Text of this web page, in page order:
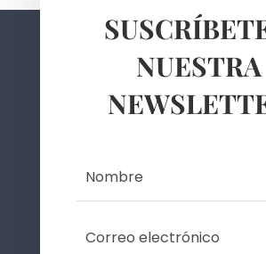
NUESTRA